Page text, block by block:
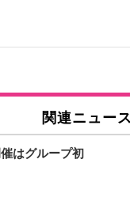
関連ニュース
はグループ初